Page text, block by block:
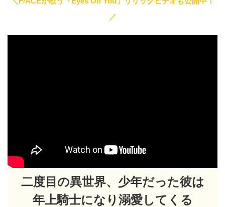
／
二度目の異世界、少年だった彼は
年上騎士になり溺愛してくる